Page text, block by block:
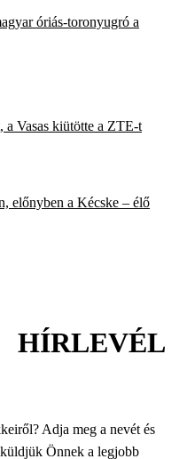
óriás-toronyugró a
Vasas kiütötte a ZTE-t
a Kécske – élő
HÍRLEVÉL
Adja meg a nevét és
Önnek a legjobb